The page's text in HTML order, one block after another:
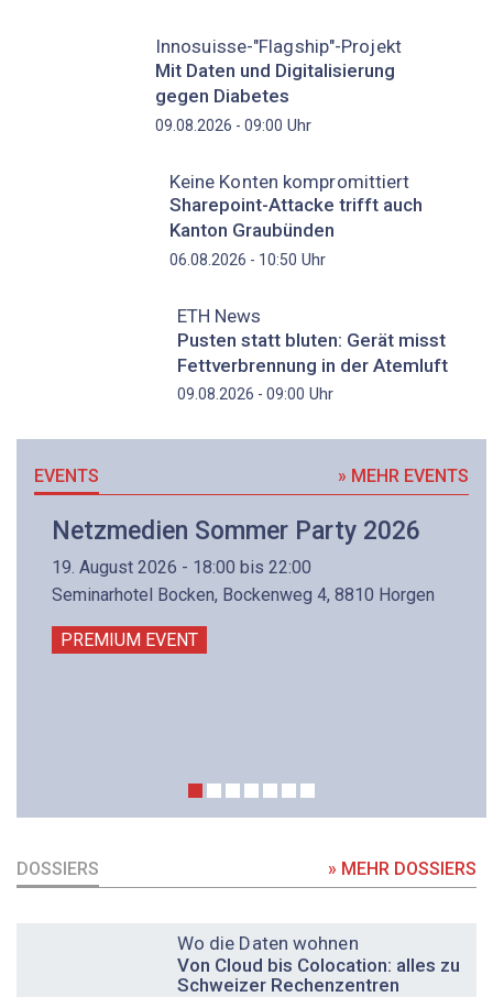
Innosuisse-"Flagship"-Projekt
Mit Daten und Digitalisierung
gegen Diabetes
09.08.2026 - 09:00 Uhr
Keine Konten kompromittiert
Sharepoint-Attacke trifft auch
Kanton Graubünden
06.08.2026 - 10:50 Uhr
ETH News
Pusten statt bluten: Gerät misst
Fettverbrennung in der Atemluft
09.08.2026 - 09:00 Uhr
EVENTS » MEHR EVENTS
Netzmedien Sommer Party 2026
19. August 2026 - 18:00 bis 22:00
Seminarhotel Bocken, Bockenweg 4, 8810 Horgen
PREMIUM EVENT
DOSSIERS » MEHR DOSSIERS
Wo die Daten wohnen
Von Cloud bis Colocation: alles zu
Schweizer Rechenzentren